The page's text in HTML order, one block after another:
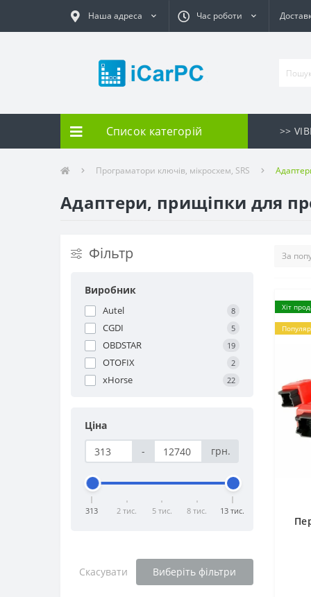
Наша адреса Час роботи
Список категорій >>
Програматори ключів, мікросхем, SRS
Адаптери, прищіпки для
Фільтр
Виробник
Autel 8
CGDI 5
OBDSTAR 19
OTOFIX 2
xHorse 22
Ціна
-
грн.
313 2 тис. 5 тис. 8 тис. 13 тис.
Скасувати Виберіть фільтри
Хіт